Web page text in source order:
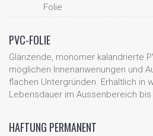
Folie
PVC-FOLIE
Glänzende, monomer kalandrierte
möglichen Innenanwenungen und
flachen Untergründen. Erhältlich in
Lebensdauer im Aussenbereich bis
HAFTUNG PERMANENT